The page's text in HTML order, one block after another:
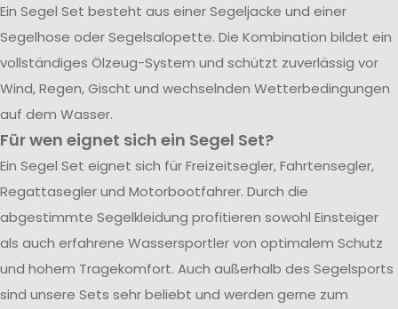
Ein Segel Set besteht aus einer Segeljacke und einer
Segelhose oder Segelsalopette. Die Kombination bildet ein
vollständiges Ölzeug-System und schützt zuverlässig vor
Wind, Regen, Gischt und wechselnden Wetterbedingungen
auf dem Wasser.
Für wen eignet sich ein Segel Set?
Ein Segel Set eignet sich für Freizeitsegler, Fahrtensegler,
Regattasegler und Motorbootfahrer. Durch die
abgestimmte Segelkleidung profitieren sowohl Einsteiger
als auch erfahrene Wassersportler von optimalem Schutz
und hohem Tragekomfort. Auch außerhalb des Segelsports
sind unsere Sets sehr beliebt und werden gerne zum